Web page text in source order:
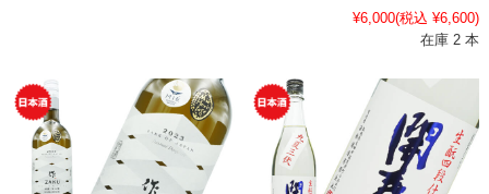
¥6,000(税込 ¥6,600)
在庫 2 本